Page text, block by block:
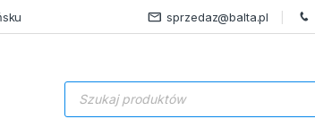
sprzedaz@balta.pl
Wyszukiwarka produktów